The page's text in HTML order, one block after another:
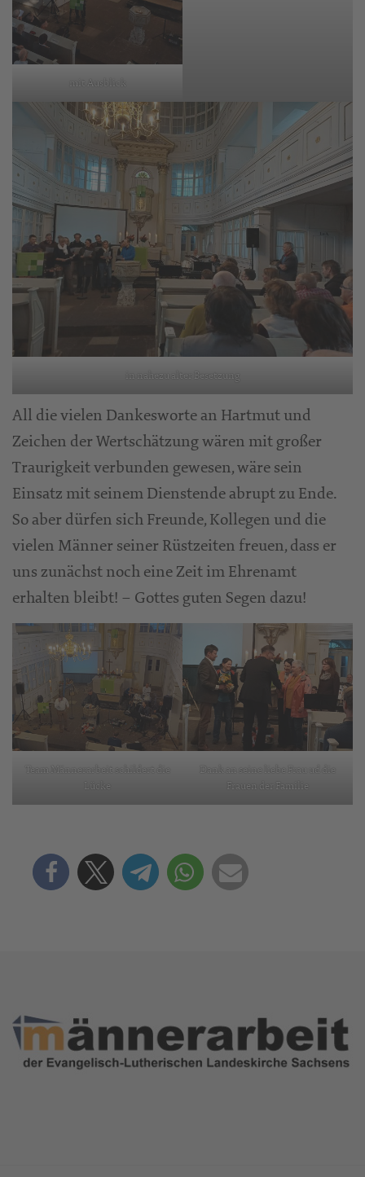
mit Ausblick
in nahezu alter Besetzung
All die vielen Dankesworte an Hartmut und
Zeichen der Wertschätzung wären mit großer
Traurigkeit verbunden gewesen, wäre sein
Einsatz mit seinem Dienstende abrupt zu Ende.
So aber dürfen sich Freunde, Kollegen und die
vielen Männer seiner Rüstzeiten freuen, dass er
uns zunächst noch eine Zeit im Ehrenamt
erhalten bleibt! – Gottes guten Segen dazu!
Team Männerarbeit schildert die
Lücke
Dank an seine liebe Frau ud die
Frauen der Familie